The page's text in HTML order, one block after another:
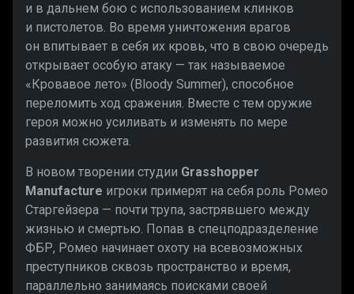
и в дальнем бою с использованием клинков
и пистолетов. Во время уничтожения врагов
он впитывает в себя их кровь, что в свою очередь
открывает особую атаку — так называемое
«Кровавое лето» (Bloody Summer), способное
переломить ход сражения. Вместе с тем оружие
героя можно усиливать и изменять по мере
развития сюжета.
В новом творении студии Grasshopper
Manufacture игроки примерят на себя роль Ромео
Старгейзера — почти трупа, застрявшего между
жизнью и смертью. Попав в спецподразделение
ФБР, Ромео начинает охоту на всевозможных
преступников сквозь пространство и время,
параллельно занимаясь поисками своей